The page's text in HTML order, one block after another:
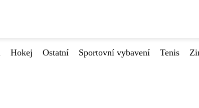
Hokej Ostatní Sportovní vybavení Tenis